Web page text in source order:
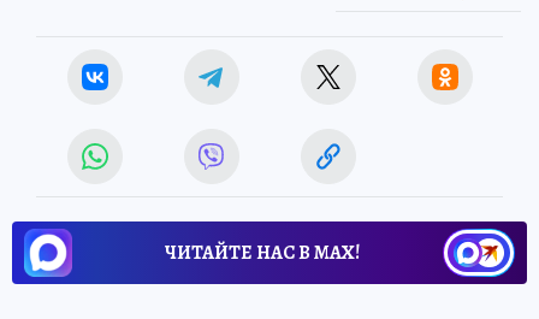
ЧИТАЙТЕ НАС В МАХ!